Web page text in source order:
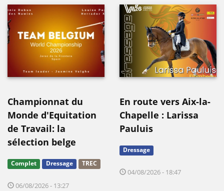
Championnat du
Monde d'Equitation
de Travail: la
sélection belge
Complet Dressage TREC
06/08/2026 - 13:27
En route vers Aix-la-
Chapelle : Larissa
Pauluis
Dressage
04/08/2026 - 18:47